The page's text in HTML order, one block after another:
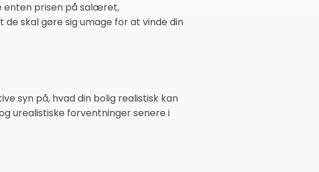
enten prisen på salæret,
skal gøre sig umage for at vinde din
syn på, hvad din bolig realistisk kan
urealistiske forventninger senere i